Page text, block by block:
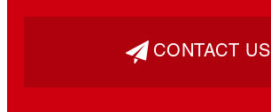
CONTACT US